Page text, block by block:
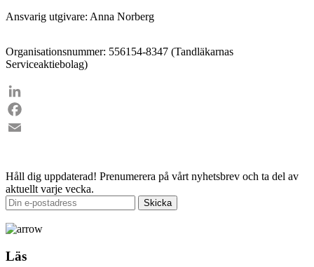
Ansvarig utgivare: Anna Norberg
Organisationsnummer: 556154-8347 (Tandläkarnas
Serviceaktiebolag)
LinkedIn
Facebook
Håll dig uppdaterad! Prenumerera på vårt nyhetsbrev och ta del av
aktuellt varje vecka.
Läs